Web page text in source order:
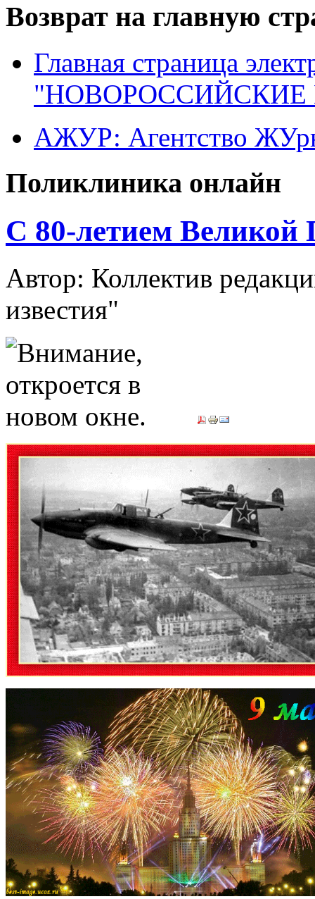
Возврат на главную
Главная страница
"НОВОРОССИЙСКИЕ
АЖУР: Агентство
Поликлиника онлайн
C 80-летием Великой
Автор: Коллектив
известия"